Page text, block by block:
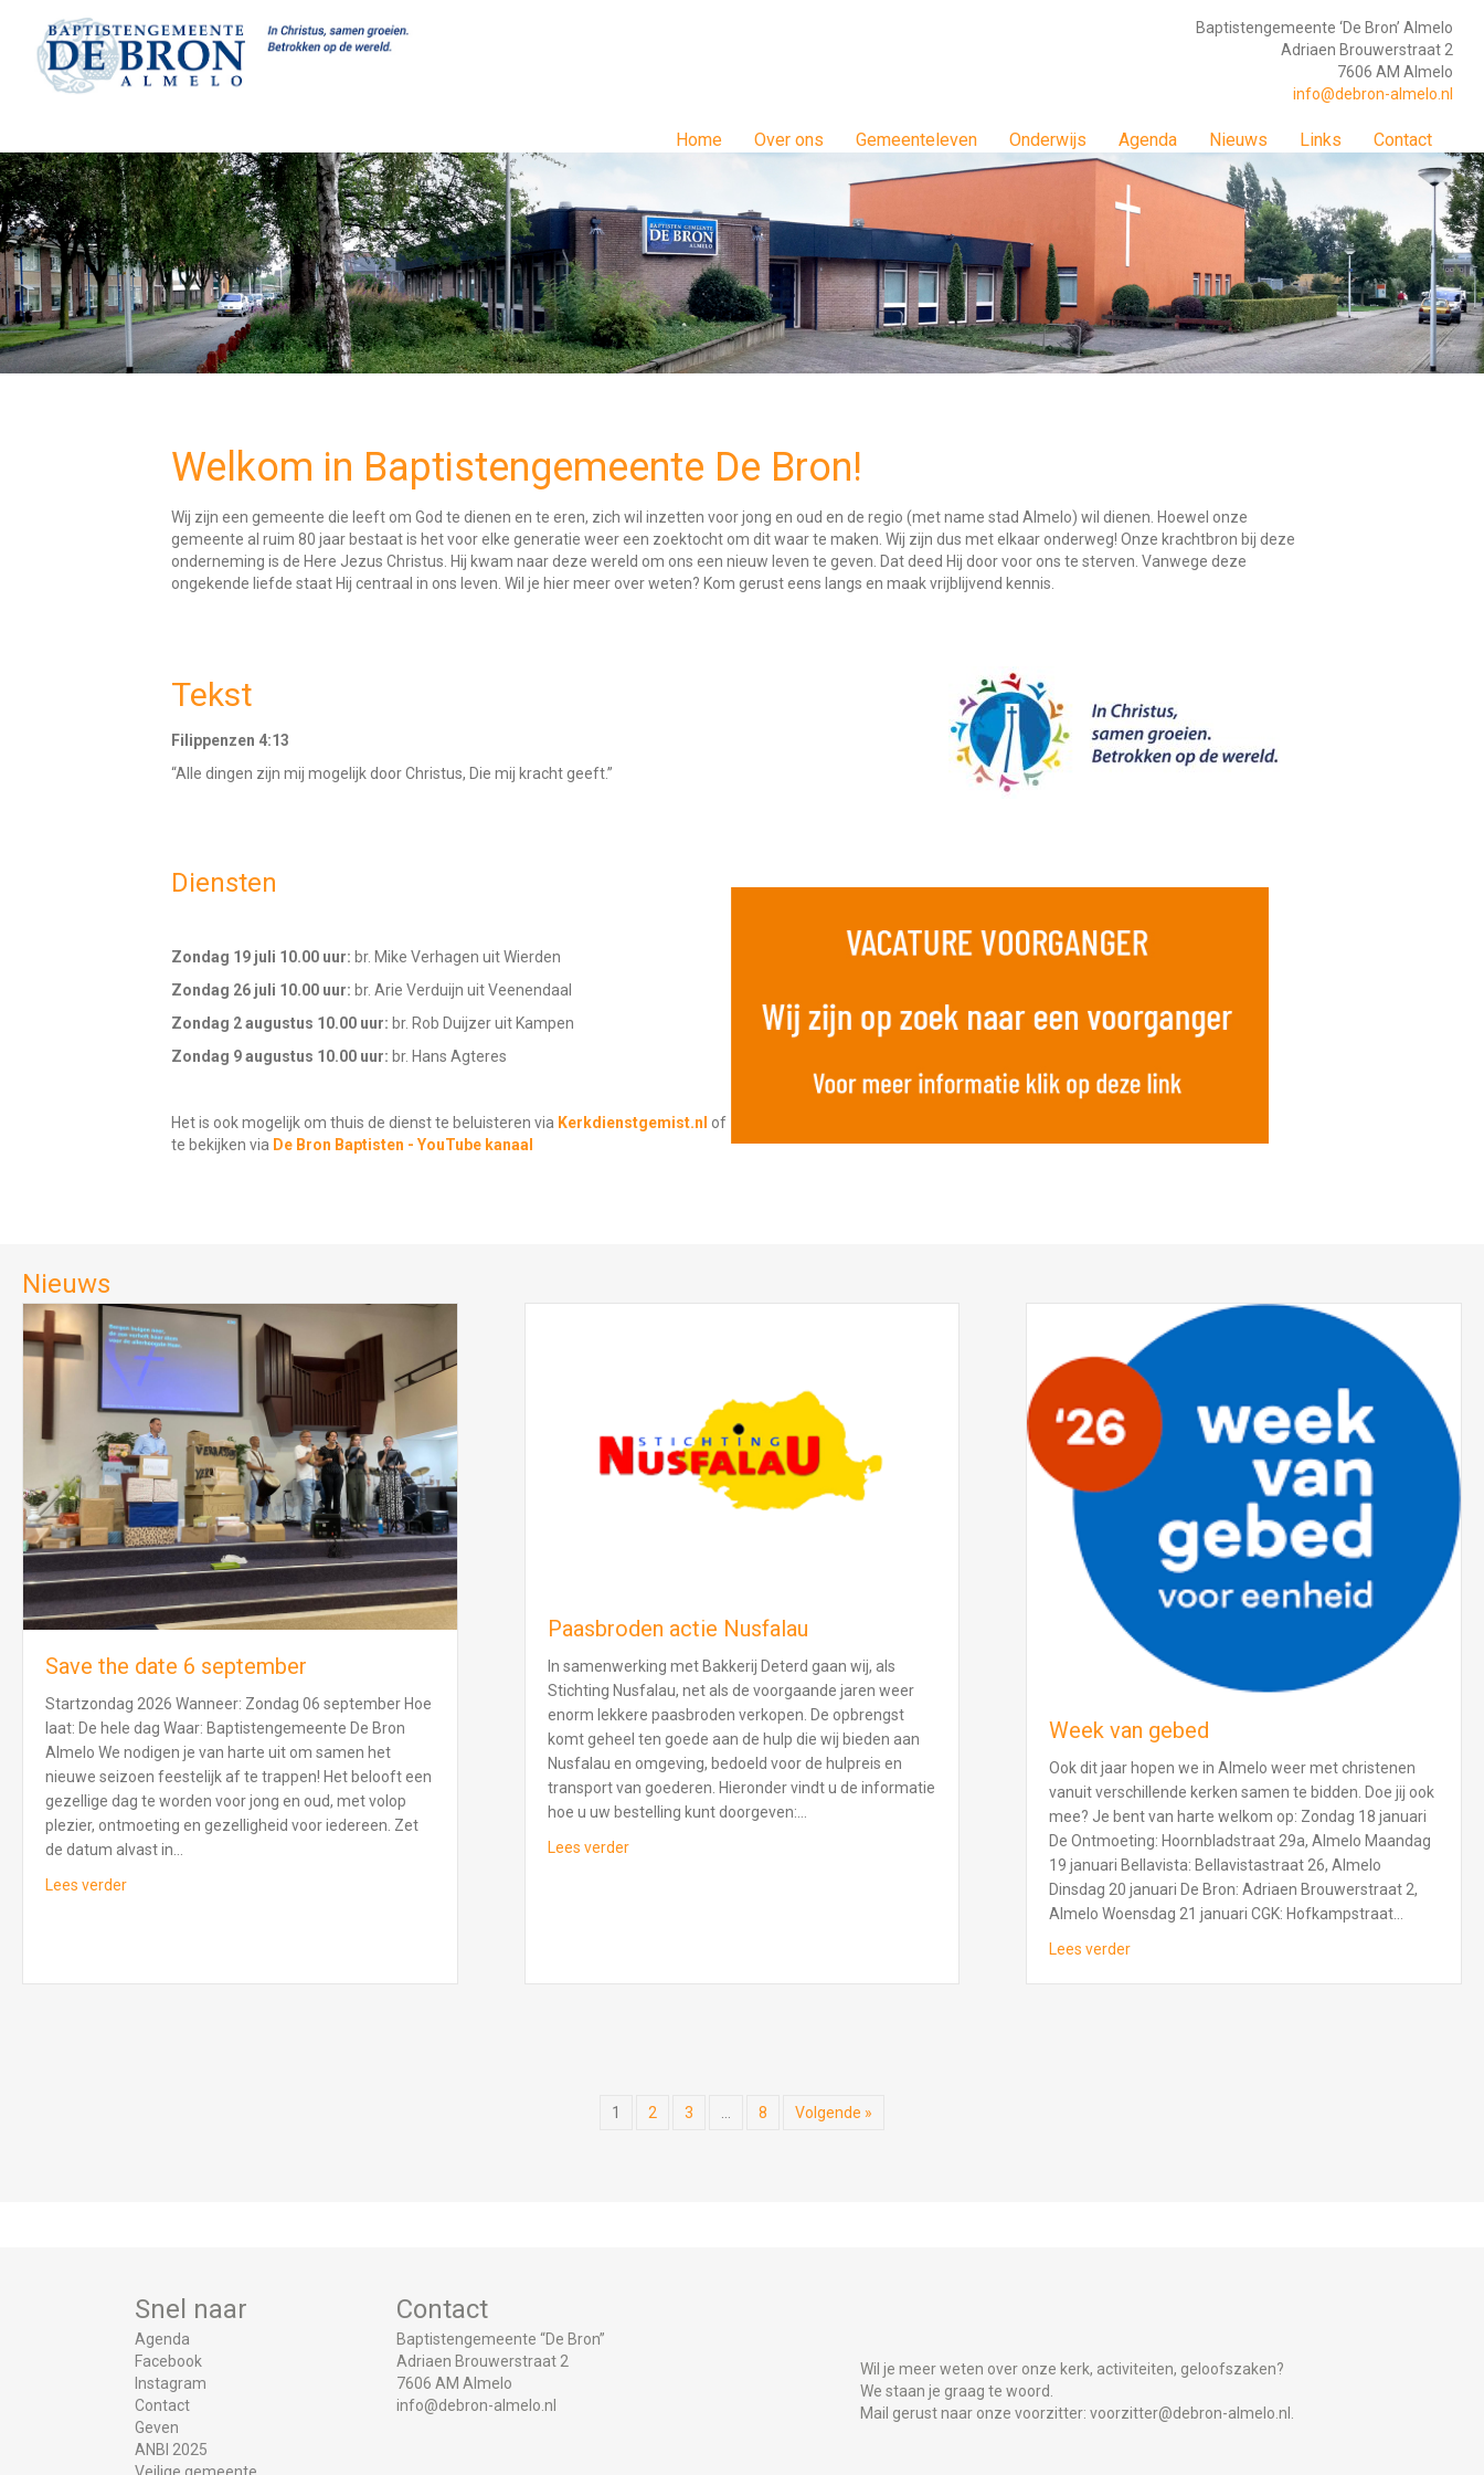
Baptistengemeente ‘De Bron’ Almelo
Adriaen Brouwerstraat 2
7606 AM Almelo
info@debron-almelo.nl
Home Over ons Gemeenteleven Onderwijs Agenda Nieuws Links Contact
Welkom in Baptistengemeente De Bron!
Wij zijn een gemeente die leeft om God te dienen en te eren, zich wil inzetten voor jong en oud en de regio (met name stad Almelo) wil dienen. Hoewel onze
gemeente al ruim 80 jaar bestaat is het voor elke generatie weer een zoektocht om dit waar te maken. Wij zijn dus met elkaar onderweg! Onze krachtbron bij deze
onderneming is de Here Jezus Christus. Hij kwam naar deze wereld om ons een nieuw leven te geven. Dat deed Hij door voor ons te sterven. Vanwege deze
ongekende liefde staat Hij centraal in ons leven. Wil je hier meer over weten? Kom gerust eens langs en maak vrijblijvend kennis.
Tekst
Filippenzen 4:13
“Alle dingen zijn mij mogelijk door Christus, Die mij kracht geeft.”
Diensten
Zondag 19 juli 10.00 uur: br. Mike Verhagen uit Wierden
Zondag 26 juli 10.00 uur: br. Arie Verduijn uit Veenendaal
Zondag 2 augustus 10.00 uur: br. Rob Duijzer uit Kampen
Zondag 9 augustus 10.00 uur: br. Hans Agteres
Het is ook mogelijk om thuis de dienst te beluisteren via Kerkdienstgemist.nl of
te bekijken via De Bron Baptisten - YouTube kanaal
Nieuws
Save the date 6 september
Startzondag 2026 Wanneer: Zondag 06 september Hoe
laat: De hele dag Waar: Baptistengemeente De Bron
Almelo We nodigen je van harte uit om samen het
nieuwe seizoen feestelijk af te trappen! Het belooft een
gezellige dag te worden voor jong en oud, met volop
plezier, ontmoeting en gezelligheid voor iedereen. Zet
de datum alvast in…
Lees verderabout Save the date 6 september
Paasbroden actie Nusfalau
In samenwerking met Bakkerij Deterd gaan wij, als
Stichting Nusfalau, net als de voorgaande jaren weer
enorm lekkere paasbroden verkopen. De opbrengst
komt geheel ten goede aan de hulp die wij bieden aan
Nusfalau en omgeving, bedoeld voor de hulpreis en
transport van goederen. Hieronder vindt u de informatie
hoe u uw bestelling kunt doorgeven:…
Lees verderabout Paasbroden actie Nusfalau
Week van gebed
Ook dit jaar hopen we in Almelo weer met christenen
vanuit verschillende kerken samen te bidden. Doe jij ook
mee? Je bent van harte welkom op: Zondag 18 januari
De Ontmoeting: Hoornbladstraat 29a, Almelo Maandag
19 januari Bellavista: Bellavistastraat 26, Almelo
Dinsdag 20 januari De Bron: Adriaen Brouwerstraat 2,
Almelo Woensdag 21 januari CGK: Hofkampstraat…
Lees verderabout Week van gebed
1 2 3 8 Volgende »
Snel naar
Agenda
Facebook
Instagram
Contact
Geven
ANBI 2025
Contact
Baptistengemeente “De Bron”
Adriaen Brouwerstraat 2
7606 AM Almelo
info@debron-almelo.nl
Wil je meer weten over onze kerk, activiteiten, geloofszaken?
We staan je graag te woord.
Mail gerust naar onze voorzitter:voorzitter@debron-almelo.nl.